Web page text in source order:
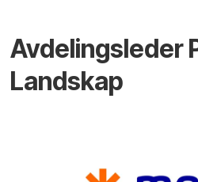
Avdelingsleder
Landskap